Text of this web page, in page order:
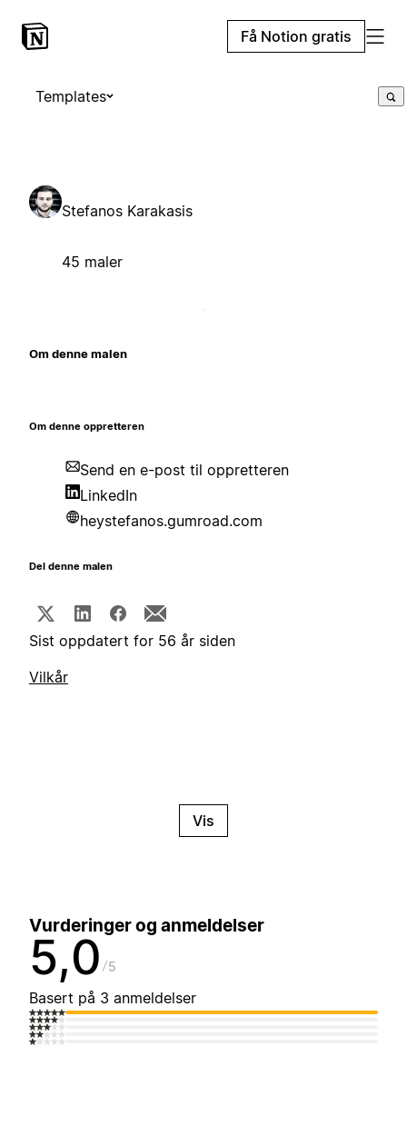
Få Notion gratis
Templates
Stefanos Karakasis
45 maler
Om denne malen
Om denne oppretteren
Send en e-post til oppretteren
LinkedIn
heystefanos.gumroad.com
Del denne malen
Sist oppdatert for 56 år siden
Vilkår
Vis
Vurderinger og anmeldelser
5,0 5
Basert på 3 anmeldelser